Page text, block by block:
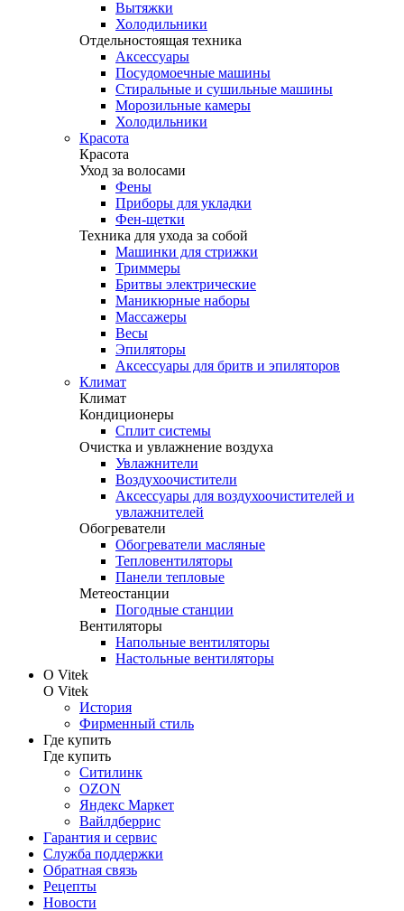
Вытяжки
Холодильники
Отдельностоящая техника
Аксессуары
Посудомоечные машины
Стиральные и сушильные машины
Морозильные камеры
Холодильники
Красота
Красота
Уход за волосами
Фены
Приборы для укладки
Фен-щетки
Техника для ухода за собой
Машинки для стрижки
Триммеры
Бритвы электрические
Маникюрные наборы
Массажеры
Весы
Эпиляторы
Аксессуары для бритв и эпиляторов
Климат
Климат
Кондиционеры
Сплит системы
Очистка и увлажнение воздуха
Увлажнители
Воздухоочистители
Аксессуары для воздухоочистителей и
увлажнителей
Обогреватели
Обогреватели масляные
Тепловентиляторы
Панели тепловые
Метеостанции
Погодные станции
Вентиляторы
Напольные вентиляторы
Настольные вентиляторы
О Vitek
О Vitek
История
Фирменный стиль
Где купить
Где купить
Ситилинк
OZON
Яндекс Маркет
Вайлдберрис
Гарантия и сервис
Служба поддержки
Обратная связь
Рецепты
Новости